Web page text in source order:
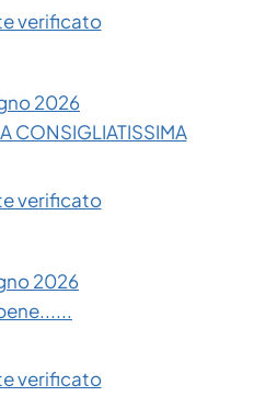
verificato
2026
CONSIGLIATISSIMA
verificato
2026
verificato